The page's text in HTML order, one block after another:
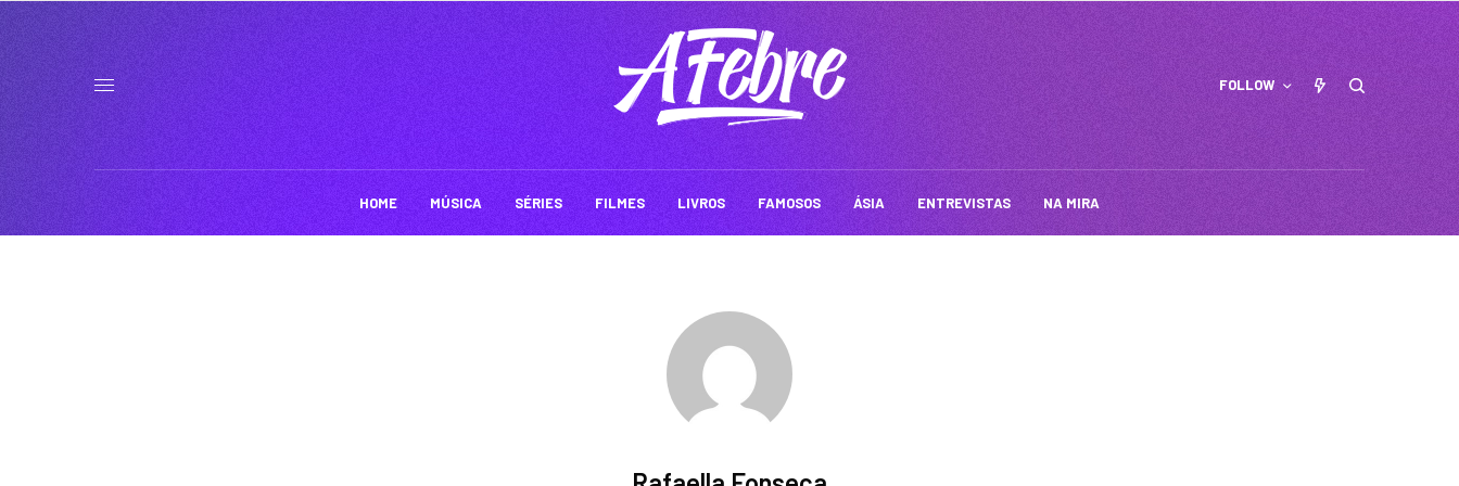
FOLLOW
HOME MÚSICA SÉRIES FILMES LIVROS FAMOSOS ÁSIA ENTREVISTAS NA MIRA